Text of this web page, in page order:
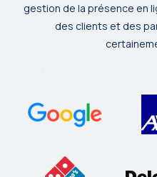
gestion de la présence en
des clients et des